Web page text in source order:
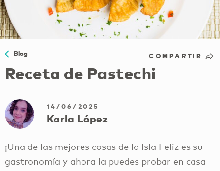
Blog COMPARTIR
Receta de Pastechi
14/06/2025
Karla López
¡Una de las mejores cosas de la Isla Feliz es su
gastronomía y ahora la puedes probar en casa